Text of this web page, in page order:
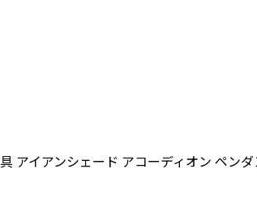
アイアンシェード アコーディオン ペン